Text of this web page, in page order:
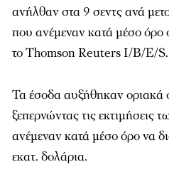
ανήλθαν στα 9 σεντς ανά
που ανέμεναν κατά μέσο
το Thomson Reuters I/B/E/S.
Τα έσοδα αυξήθηκαν οριακά
ξεπερνώντας τις εκτιμήσεις
ανέμεναν κατά μέσο όρο να
εκατ. δολάρια.